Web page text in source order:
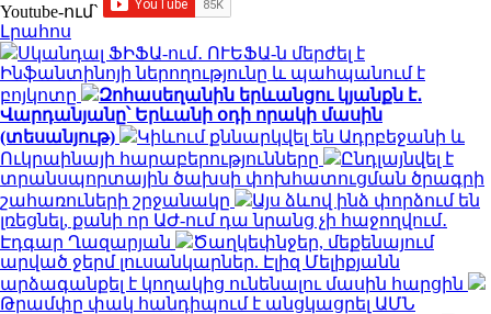
Youtube-ում`
Լրահոս
Սկանդալ ՖԻՖԱ-ում․ ՈՒԵՖԱ-ն մերժել է
Ինֆանտինոյի ներողությունը և պահպանում է
բոյկոտը
Զոհասեղանին երևանցու կյանքն է․
Վարդանյանը՝ Երևանի օդի որակի մասին
(տեսանյութ)
Կիևում քննարկվել են Ադրբեջանի և
Ուկրաինայի հարաբերությունները
Ընդլայնվել է
տրանսպորտային ծախսի փոխհատուցման ծրագրի
շահառուների շրջանակը
Այս ձևով ինձ փորձում են
լռեցնել, քանի որ ԱԺ-ում դա նրանց չի հաջողվում․
Էդգար Ղազարյան
Ծաղկեփնջեր, մեքենայում
արված ջերմ լուսանկարներ. Էլիզ Մելիքյանն
արձագանքել է կողակից ունենալու մասին հարցին
Թրամփը փակ հանդիպում է անցկացրել ԱՄՆ